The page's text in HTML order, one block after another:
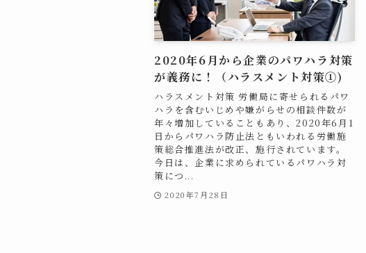
2020年6月から企業のパワハラ対策
が義務に！（ハラスメント対策①)
ハラスメント対策 労働局に寄せられるパワ
ハラを含むいじめや嫌がらせの相談件数が
年々増加していることもあり、2020年6月1
日からパワハラ防止法ともいわれる労働施
策総合推進法が改正、施行されています。
今日は、企業に求められているパワハラ対
策につ...
2020年7月28日